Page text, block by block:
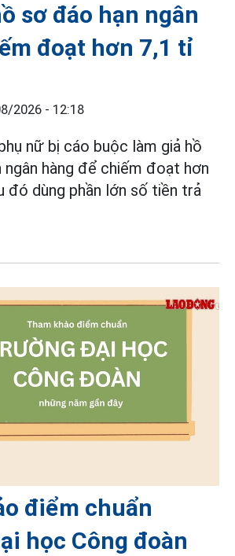
sơ đáo hạn ngân
đoạt hơn 7,1 tỉ
2026 - 12:18
nữ bị cáo buộc làm giả hồ
ngân hàng để chiếm đoạt hơn
đó dùng phần lớn số tiền trả
điểm chuẩn
học Công đoàn